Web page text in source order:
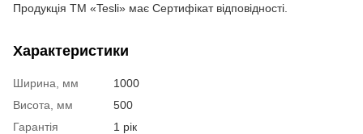
Продукція ТМ «Tesli» має Сертифікат відповідності.
Характеристики
Ширина, мм
1000
Висота, мм
500
Гарантія
1 рік